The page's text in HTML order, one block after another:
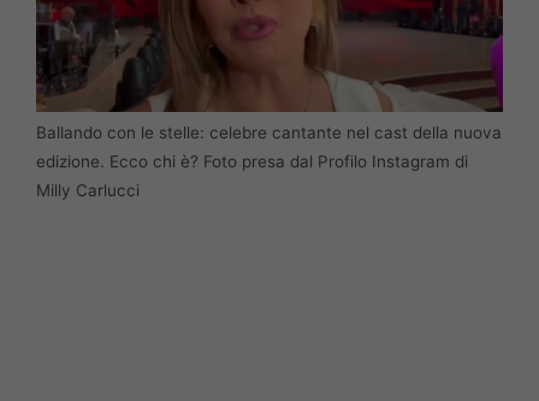
Ballando con le stelle: celebre cantante nel cast della nuova
edizione. Ecco chi è? Foto presa dal Profilo Instagram di
Milly Carlucci